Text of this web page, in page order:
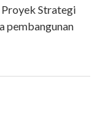
Proyek Strategi
pembangunan